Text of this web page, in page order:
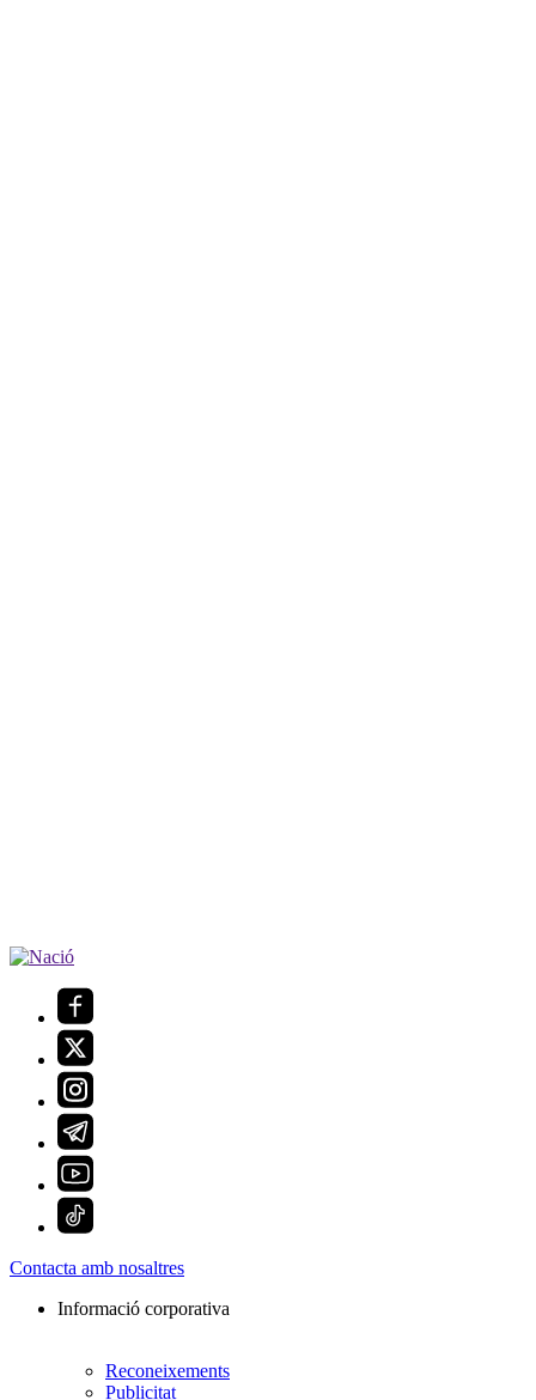
Contacta amb nosaltres
Informació corporativa
Reconeixements
Publicitat